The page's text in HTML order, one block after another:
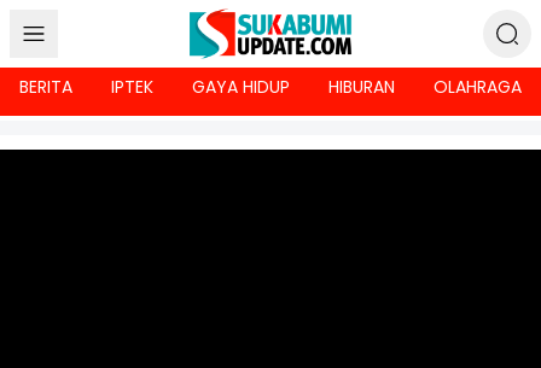
BERITA IPTEK GAYA HIDUP HIBURAN OLAHRAGA